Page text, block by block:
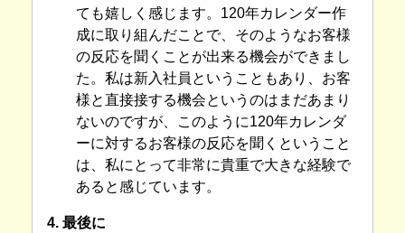
ても嬉しく感じます。120年カレンダー作
成に取り組んだことで、そのようなお客様
の反応を聞くことが出来る機会ができまし
た。私は新入社員ということもあり、お客
様と直接接する機会というのはまだあまり
ないのですが、このように120年カレンダ
ーに対するお客様の反応を聞くということ
は、私にとって非常に貴重で大きな経験で
あると感じています。
4. 最後に